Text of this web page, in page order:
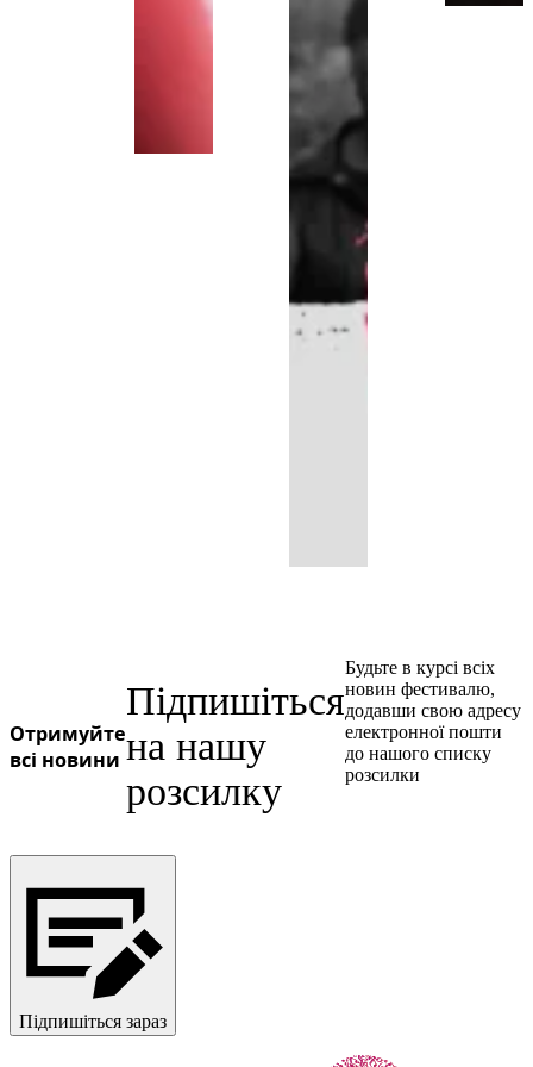
Отримуйте
всі новини
Підпишіться
на нашу
розсилку
Будьте в курсі всіх
новин фестивалю,
додавши свою адресу
електронної пошти
до нашого списку
розсилки
Підпишіться зараз